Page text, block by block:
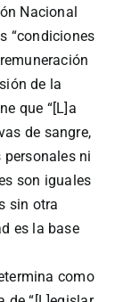
Nacional
“condiciones
de la
que “[L]a
de sangre,
ni
son iguales
sin otra
es la base
como